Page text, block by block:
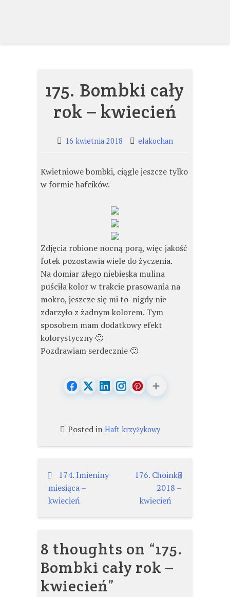
175. Bombki cały
rok – kwiecień
16 kwietnia 2018 elakochan
Kwietniowe bombki, ciągle jeszcze tylko
w formie hafcików.
Zdjęcia robione nocną porą, więc jakość
fotek pozostawia wiele do życzenia.
Na domiar złego niebieska mulina
puściła kolor w trakcie prasowania na
mokro, jeszcze się mi to nigdy nie
zdarzyło z żadnym kolorem. Tym
sposobem mam dodatkowy efekt
kolorystyczny 🙂
Pozdrawiam serdecznie 🙂
Posted in Haft krzyżykowy
Nawigacja
wpisu
174. Imieniny
miesiąca –
kwiecień
176. Choinka
2018 –
kwiecień
8 thoughts on “175.
Bombki cały rok –
kwiecień”